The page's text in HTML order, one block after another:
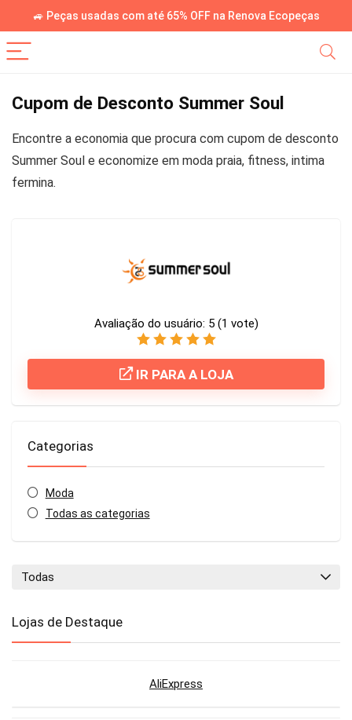
🚙 Peças usadas com até 65% OFF na Renova Ecopeças
Cupom de Desconto Summer Soul
Encontre a economia que procura com cupom de desconto
Summer Soul e economize em moda praia, fitness, intima
fermina.
Avaliação do usuário: 5 (1 vote)
IR PARA A LOJA
Categorias
Moda
Todas as categorias
Todas
Lojas de Destaque
AliExpress